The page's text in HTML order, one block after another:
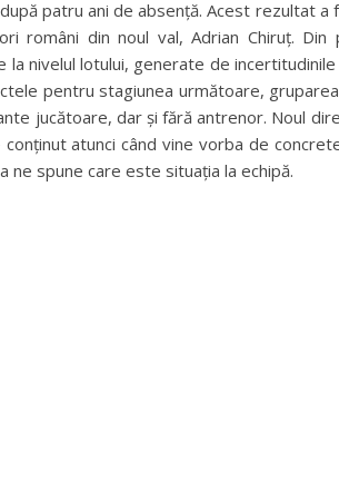
patru ani de absență. Acest rezultat a
români din noul val, Adrian Chiruț. Din
la nivelul lotului, generate de
pentru stagiunea următoare, gruparea
jucătoare, dar și fără antrenor. Noul
atunci când vine vorba de
ne spune care este situația la echipă.